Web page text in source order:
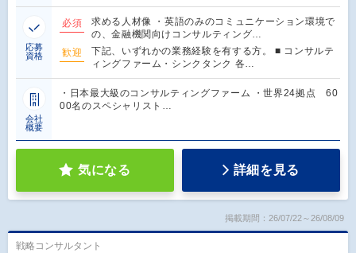
応募
資格
必須
求める人材像 ・英語のみのコミュニケーション環境で
の、金融機関向けコンサルティング…
歓迎
下記、いずれかの業務経験を有する方。 ■ コンサルテ
ィングファーム・シンクタンク 各…
会社
概要
・日本最大級のコンサルティングファーム ・世界24拠点 60
00名のスペシャリスト…
気になる 詳細を見る
掲載期間：26/07/22～26/08/09
戦略コンサルタント